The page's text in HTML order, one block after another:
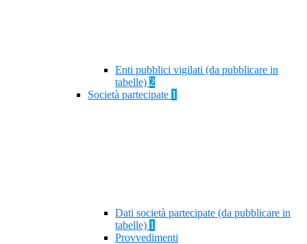
Enti pubblici vigilati (da pubblicare in
tabelle) 2
Società partecipate 1
Dati società partecipate (da pubblicare in
tabelle) 1
Provvedimenti